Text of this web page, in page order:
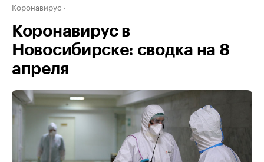
Коронавирус
Коронавирус в
Новосибирске: сводка на 8
апреля